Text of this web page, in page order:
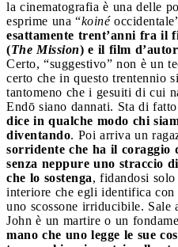
la cinematografia è una delle
esprime una “koiné
esattamente trent’anni fra il
(The Mission) e il film
Certo, “suggestivo” non è un
certo che in questo trentennio
tantomeno che i gesuiti di cui
Endō siano dannati. Sta di
dice in qualche modo chi
diventando. Poi arriva un
sorridente che ha il coraggio
senza neppure uno straccio
che lo sostenga, fidandosi
interiore che egli identifica
uno scossone irriducibile. Sale
John è un martire o un
mano che uno legge le sue